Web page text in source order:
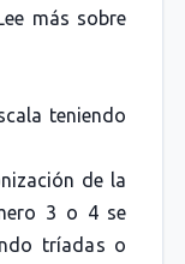
más sobre
teniendo
de la
3 o 4 se
tríadas o